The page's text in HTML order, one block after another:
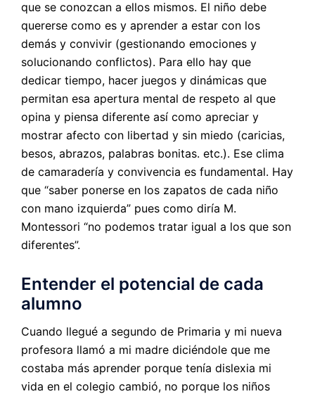
que se conozcan a ellos mismos. El niño debe
quererse como es y aprender a estar con los
demás y convivir (gestionando emociones y
solucionando conflictos). Para ello hay que
dedicar tiempo, hacer juegos y dinámicas que
permitan esa apertura mental de respeto al que
opina y piensa diferente así como apreciar y
mostrar afecto con libertad y sin miedo (caricias,
besos, abrazos, palabras bonitas. etc.). Ese clima
de camaradería y convivencia es fundamental. Hay
que “saber ponerse en los zapatos de cada niño
con mano izquierda” pues como diría M.
Montessori “no podemos tratar igual a los que son
diferentes”.
Entender el potencial de cada
alumno
Cuando llegué a segundo de Primaria y mi nueva
profesora llamó a mi madre diciéndole que me
costaba más aprender porque tenía dislexia mi
vida en el colegio cambió, no porque los niños